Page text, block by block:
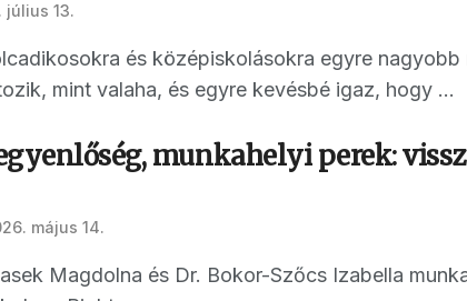
július 13.
és középiskolásokra egyre
mint valaha, és egyre kevésbé igaz, hogy ...
munkahelyi perek:
május 14.
Magdolna és Dr. Bokor-Szőcs Izabella